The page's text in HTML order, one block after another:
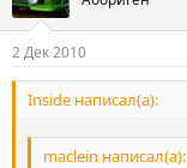
2 Дек 2010
Inside написал(а):
maclein написал(а):